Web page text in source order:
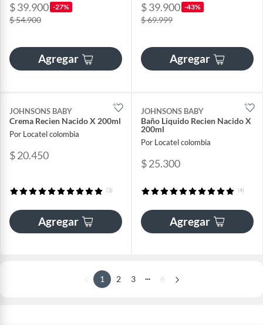
$ 39.900 -27%
$ 54.900
Agregar
$ 39.900 -43%
$ 69.999
Agregar
JOHNSONS BABY
Crema Recien Nacido X 200ml
Por Locatel colombia
$ 20.450
(3)
Agregar
JOHNSONS BABY
Baño Liquido Recien Nacido X
200ml
Por Locatel colombia
$ 25.300
(4)
Agregar
1 2 3 ... 6